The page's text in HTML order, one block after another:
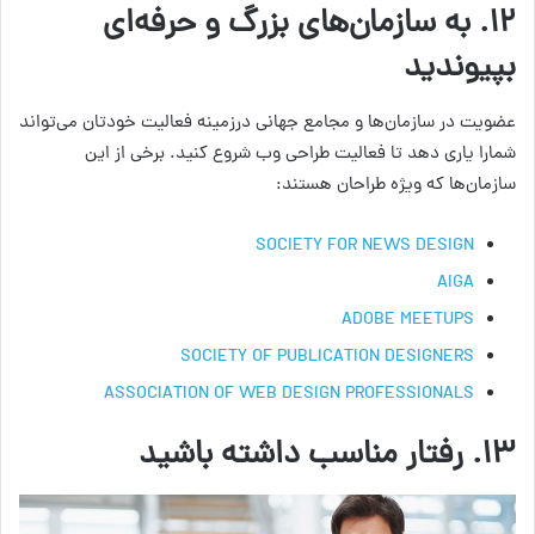
۱۲. به سازمان‌های بزرگ و حرفه‌ای
بپیوندید
عضویت در سازمان‌ها و مجامع جهانی درزمینه فعالیت خودتان می‌تواند
شمارا یاری دهد تا فعالیت طراحی وب شروع کنید. برخی از این
سازمان‌ها که ویژه طراحان هستند:
SOCIETY FOR NEWS DESIGN
AIGA
ADOBE MEETUPS
SOCIETY OF PUBLICATION DESIGNERS
ASSOCIATION OF WEB DESIGN PROFESSIONALS
۱۳. رفتار مناسب داشته باشید